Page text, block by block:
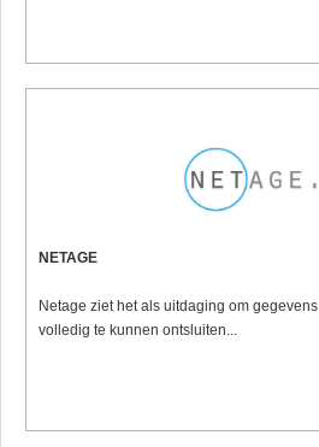
NETAGE
Netage ziet het als uitdaging om gegevens
volledig te kunnen ontsluiten...